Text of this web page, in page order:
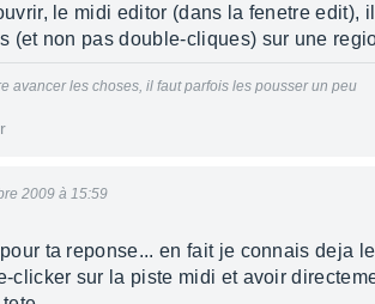
le midi editor (dans la fenetre edit),
(et non pas double-cliques) sur une
avancer les choses, il faut parfois les pousser un peu
2009 à 15:59
ta reponse... en fait je connais deja
clicker sur la piste midi et avoir